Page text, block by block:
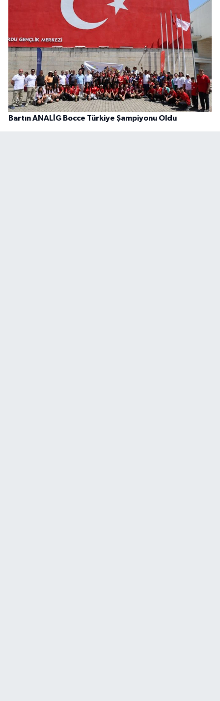
Bartın ANALİG Bocce Türkiye Şampiyonu Oldu